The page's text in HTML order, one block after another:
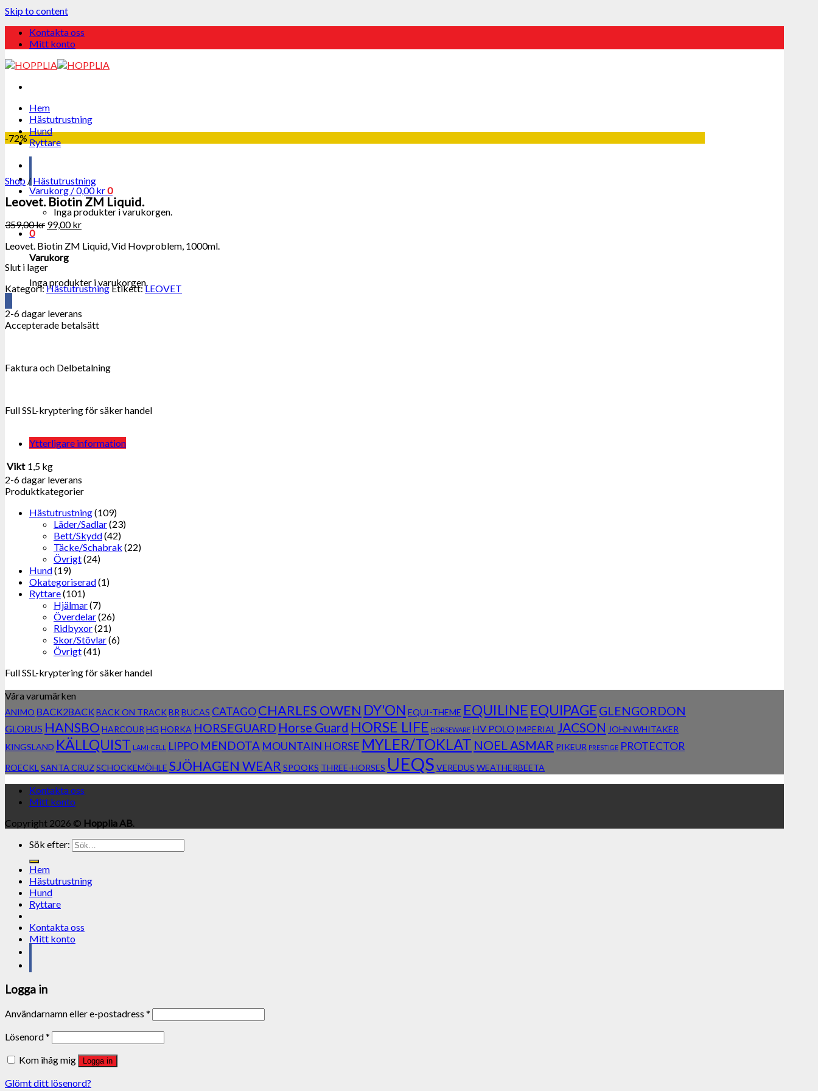
Skip to content
Kontakta oss
Mitt konto
Hem
Hästutrustning
Hund
Ryttare
Varukorg /0,00kr0
Inga produkter i varukorgen.
0
Varukorg
Inga produkter i varukorgen.
-72%
Shop / Hästutrustning
Leovet. Biotin ZM Liquid.
359,00kr 99,00kr
Leovet. Biotin ZM Liquid, Vid Hovproblem, 1000ml.
Slut i lager
Kategori:HästutrustningEtikett:LEOVET
2-6 dagar leverans
Accepterade betalsätt
Faktura och Delbetalning
Full SSL-kryptering för säker handel
Ytterligare information
Vikt 1,5 kg
2-6 dagar leverans
Produktkategorier
Hästutrustning(109)
Läder/Sadlar(23)
Bett/Skydd(42)
Täcke/Schabrak (22)
Övrigt(24)
Hund(19)
Okategoriserad(1)
Ryttare(101)
Hjälmar(7)
Överdelar(26)
Ridbyxor(21)
Skor/Stövlar(6)
Övrigt(41)
Full SSL-kryptering för säker handel
Våra varumärken
ANIMO BACK2BACKBACK ON TRACK BR BUCAS CATAGOCHARLES OWEN DY'ON EQUI-THEME EQUILINE EQUIPAGE GLENGORDON
GLOBUS HANSBO HARCOUR HG HORKA HORSEGUARD Horse Guard HORSE LIFE HORSEWARE HV POLO IMPERIAL JACSON JOHN WHITAKER
KINGSLAND KÄLLQUIST LAMI-CELL LIPPO MENDOTA MOUNTAIN HORSE MYLER/TOKLAT NOEL ASMAR PIKEUR PRESTIGE PROTECTOR
ROECKL SANTA CRUZSCHOCKEMÖHLE SJÖHAGEN WEAR SPOOKS THREE-HORSES UEQS VEREDUS WEATHERBEETA
Kontakta oss
Mitt konto
Copyright 2026 © Hopplia AB.
Sök efter:
Hem
Hästutrustning
Hund
Ryttare
Kontakta oss
Mitt konto
Logga in
Användarnamn eller e-postadress *
Lösenord*
Kom ihåg mig
Logga in
Glömt ditt lösenord?